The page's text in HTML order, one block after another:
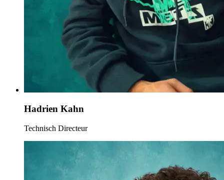
Hadrien Kahn
Technisch Directeur